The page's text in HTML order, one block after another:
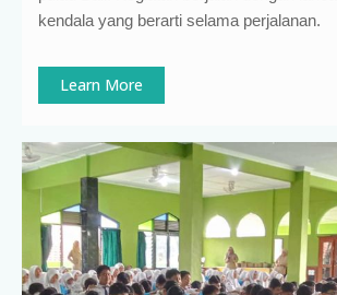
kendala yang berarti selama perjalanan.
Learn More